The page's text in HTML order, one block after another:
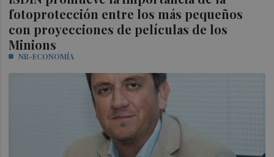
fotoprotección entre los más pequeños
con proyecciones de películas de los
Minions
NR-ECONOMÍA